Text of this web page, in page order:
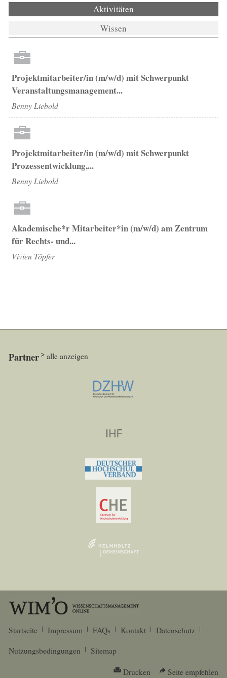
Aktivitäten
Wissen
Projektmitarbeiter/in (m/w/d) mit Schwerpunkt
Veranstaltungsmanagement...
Benny Liebold
Projektmitarbeiter/in (m/w/d) mit Schwerpunkt
Prozessentwicklung,...
Benny Liebold
Akademische*r Mitarbeiter*in (m/w/d) am Zentrum
für Rechts- und...
Vivien Töpfer
Partner alle anzeigen
Startseite Impressum FAQs Kontakt
Datenschutz
Nutzungsbedingungen
Sitemap
Drucken Seite empfehlen